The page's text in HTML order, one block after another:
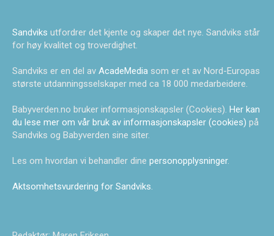
Sandviks utfordrer det kjente og skaper det nye. Sandviks står
for høy kvalitet og troverdighet.
Sandviks er en del av AcadeMedia som er et av Nord-Europas
største utdanningsselskaper med ca 18 000 medarbeidere.
Babyverden.no bruker informasjonskapsler (Cookies). Her kan
du lese mer om vår bruk av informasjonskapsler (cookies) på
Sandviks og Babyverden sine siter.
Les om hvordan vi behandler dine personopplysninger.
Aktsomhetsvurdering for Sandviks